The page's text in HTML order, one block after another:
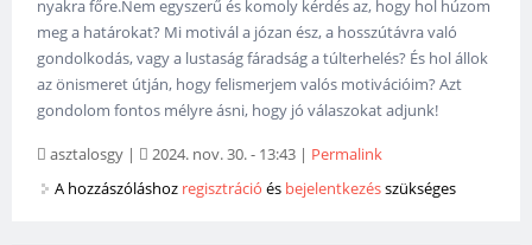
nyakra főre.Nem egyszerű és komoly kérdés az, hogy hol húzom
meg a határokat? Mi motivál a józan ész, a hosszútávra való
gondolkodás, vagy a lustaság fáradság a túlterhelés? És hol állok
az önismeret útján, hogy felismerjem valós motivációim? Azt
gondolom fontos mélyre ásni, hogy jó válaszokat adjunk!
asztalosgy | 2024. nov. 30. - 13:43 | Permalink
A hozzászóláshoz regisztráció és bejelentkezésszükséges